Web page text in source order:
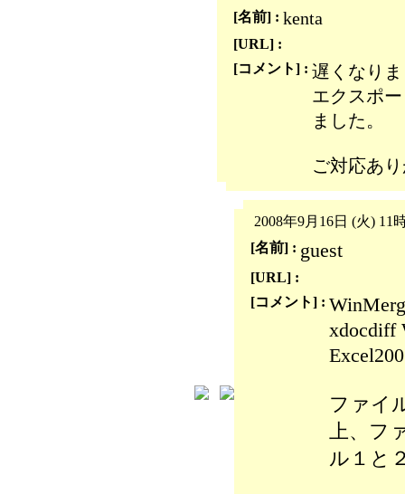
[名前] : kenta
[URL] :
[コメント] : 遅くなり
エクスポ
ました。
ご対応あ
2008年9月16日 (火) 11
[名前] : guest
[URL] :
[コメント] :
xdocdiff
ファイ
上、フ
ル１と